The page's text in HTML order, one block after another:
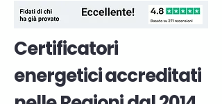
Certificatori
energetici accreditati